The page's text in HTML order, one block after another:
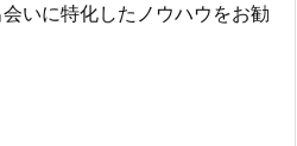
いに特化したノウハウをお勧